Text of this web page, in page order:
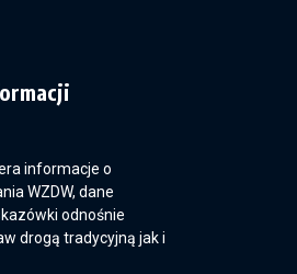
informacje o
WZDW, dane
odnośnie
drogą tradycyjną jak i